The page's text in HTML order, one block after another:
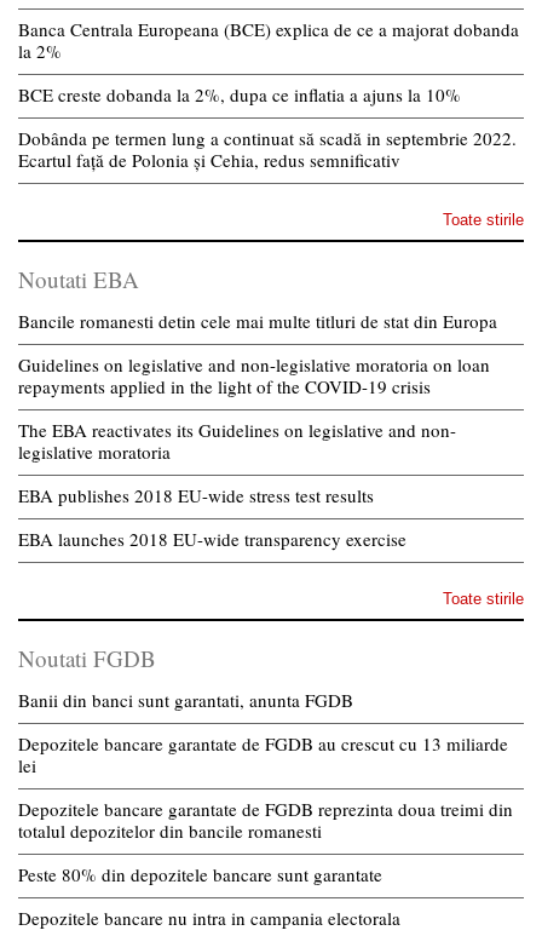
Banca Centrala Europeana (BCE) explica de ce a majorat dobanda
la 2%
BCE creste dobanda la 2%, dupa ce inflatia a ajuns la 10%
Dobânda pe termen lung a continuat să scadă in septembrie 2022.
Ecartul față de Polonia și Cehia, redus semnificativ
Toate stirile
Noutati EBA
Bancile romanesti detin cele mai multe titluri de stat din Europa
Guidelines on legislative and non-legislative moratoria on loan
repayments applied in the light of the COVID-19 crisis
The EBA reactivates its Guidelines on legislative and non-
legislative moratoria
EBA publishes 2018 EU-wide stress test results
EBA launches 2018 EU-wide transparency exercise
Toate stirile
Noutati FGDB
Banii din banci sunt garantati, anunta FGDB
Depozitele bancare garantate de FGDB au crescut cu 13 miliarde
lei
Depozitele bancare garantate de FGDB reprezinta doua treimi din
totalul depozitelor din bancile romanesti
Peste 80% din depozitele bancare sunt garantate
Depozitele bancare nu intra in campania electorala